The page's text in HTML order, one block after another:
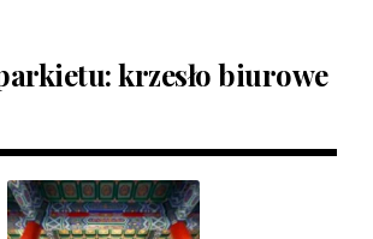
krzesło biurowe